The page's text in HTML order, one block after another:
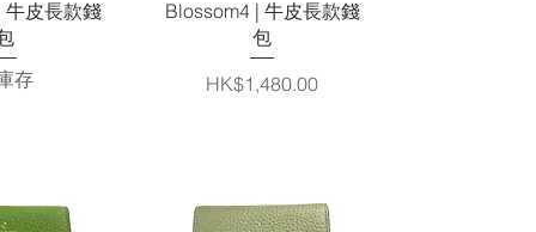
瀏覽
牛皮長款錢
存
快速瀏覽
Blossom4 | 牛皮長款錢
包
價格
HK$1,480.00